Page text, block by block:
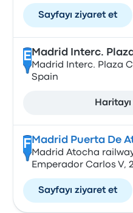
Sayfayı ziyaret et
E Madrid Interc.
Madrid Interc. Plaza
Spain
F Madrid Puerta De
Madrid Atocha
Emperador Carlos V,
Sayfayı ziyaret et